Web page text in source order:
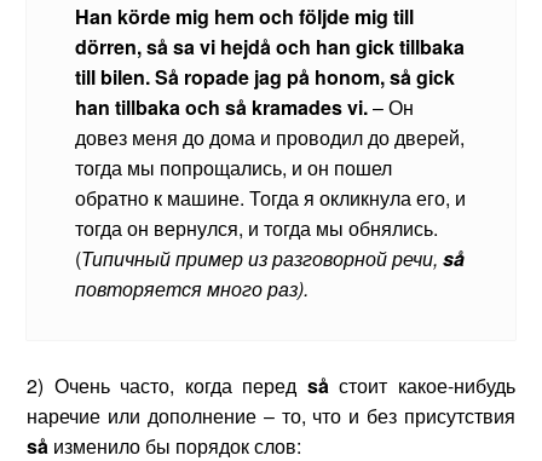
Han körde mig hem och följde mig till
dörren, så sa vi hejdå och han gick tillbaka
till bilen. Så ropade jag på honom,sågick
han tillbaka och så kramadesvi.– Он
довез меня до дома и проводил до дверей,
тогда мы попрощались, и он пошел
обратно к машине. Тогда я окликнула его, и
тогда он вернулся, и тогда мы обнялись.
(Типичныйпримеризразговорнойречи,så
повторяется много раз).
2) Очень часто, когда перед så стоит какое-нибудь
наречие или дополнение – то, что и без присутствия
så изменило бы порядок слов: